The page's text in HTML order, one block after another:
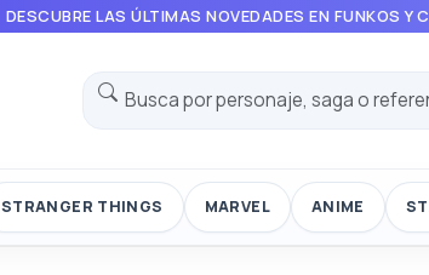
DESCUBRE LAS ÚLTIMAS NOVEDADES EN FUNKOS Y
STRANGER THINGS MARVEL ANIME